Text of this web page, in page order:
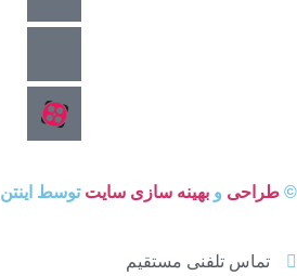
© طراحی و بهینه سازی سایت توسط اینتن
تماس تلفنی مستقیم